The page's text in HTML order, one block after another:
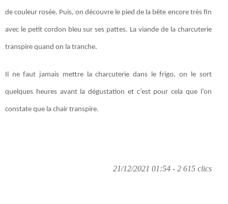
de couleur rosée. Puis, on découvre le pied de la bête encore très fin
avec le petit cordon bleu sur ses pattes. La viande de la charcuterie
transpire quand on la tranche.
Il ne faut jamais mettre la charcuterie dans le frigo, on le sort
quelques heures avant la dégustation et c’est pour cela que l’on
constate que la chair transpire.
21/12/2021 01:54 - 2 615 clics